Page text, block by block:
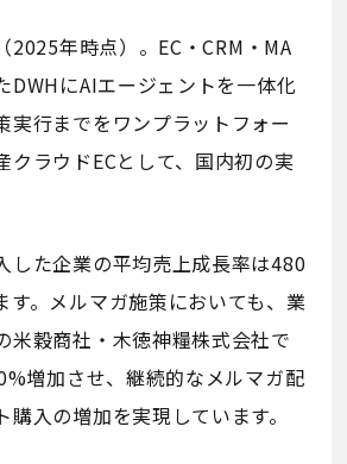
2025年時点）。EC・CRM・MA
DWHにAIエージェントを一体化
実行までをワンプラットフォー
クラウドECとして、国内初の実
した企業の平均売上成長率は480
。メルマガ施策においても、業
米穀商社・木徳神糧株式会社で
増加させ、継続的なメルマガ配
入の増加を実現しています。